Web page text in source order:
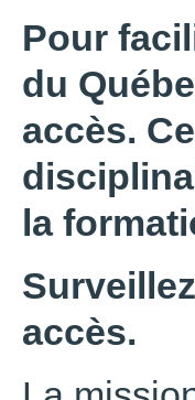
Pour
du
accès.
la
accès.